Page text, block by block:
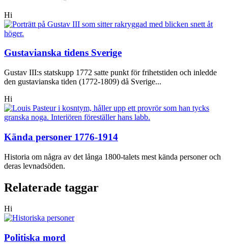
Hi
Gustavianska tidens Sverige
Gustav III:s statskupp 1772 satte punkt för frihetstiden och inledde
den gustavianska tiden (1772-1809) då Sverige...
Hi
Kända personer 1776-1914
Historia om några av det långa 1800-talets mest kända personer och
deras levnadsöden.
Relaterade taggar
Hi
Politiska mord